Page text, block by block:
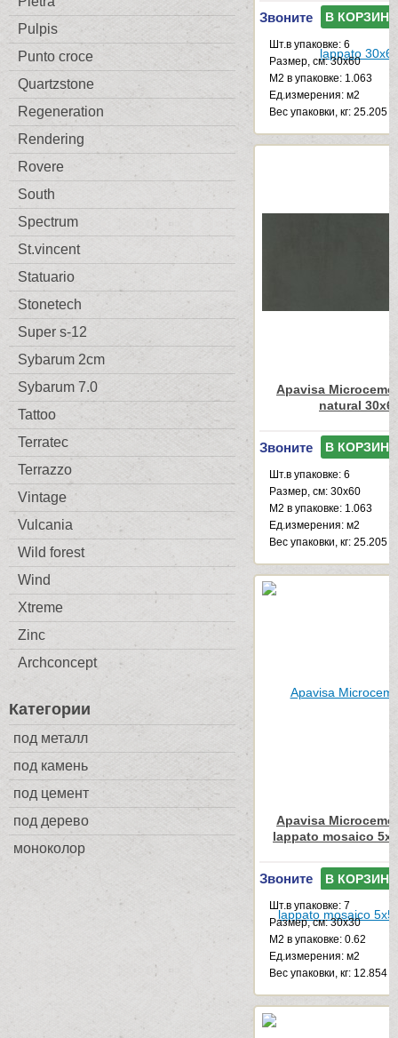
Pulpis
Punto croce
Quartzstone
Regeneration
Rendering
Rovere
South
Spectrum
St.vincent
Statuario
Stonetech
Super s-12
Sybarum 2cm
Sybarum 7.0
Tattoo
Terratec
Terrazzo
Vintage
Vulcania
Wild forest
Wind
Xtreme
Zinc
Archconcept
Категории
под металл
под камень
под цемент
под дерево
моноколор
Звоните В КОРЗИНУ
Шт.в упаковке: 6
Размер, см: 30x60
М2 в упаковке: 1.063
Ед.измерения: м2
Веc упаковки, кг: 25.205
Apavisa
natural
Звоните В КОРЗИНУ
Шт.в упаковке: 6
Размер, см: 30x60
М2 в упаковке: 1.063
Ед.измерения: м2
Веc упаковки, кг: 25.205
Apavisa
lappato mosaico
Звоните В КОРЗИНУ
Шт.в упаковке: 7
Размер, см: 30x30
М2 в упаковке: 0.62
Ед.измерения: м2
Веc упаковки, кг: 12.854